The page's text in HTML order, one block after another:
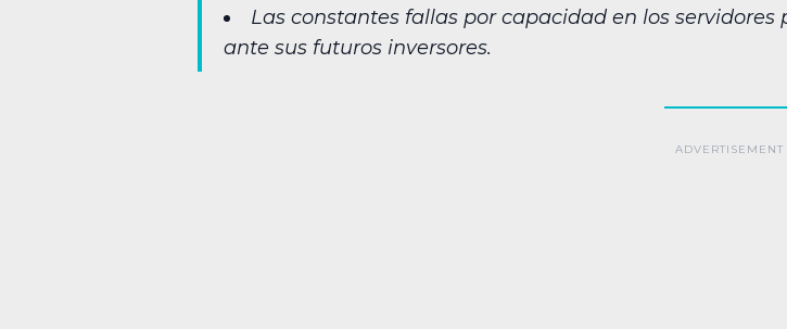
Las constantes fallas por capacidad en los
ante sus futuros inversores.